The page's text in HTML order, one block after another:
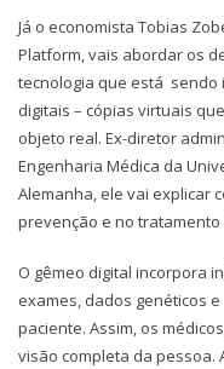
Já o economista Tobias
Platform, vais abordar os
tecnologia que está sendo
digitais – cópias virtuais
objeto real. Ex-diretor
Engenharia Médica da
Alemanha, ele vai explicar
prevenção e no tratamento
O gêmeo digital incorpora
exames, dados genéticos
paciente. Assim, os
visão completa da pessoa.